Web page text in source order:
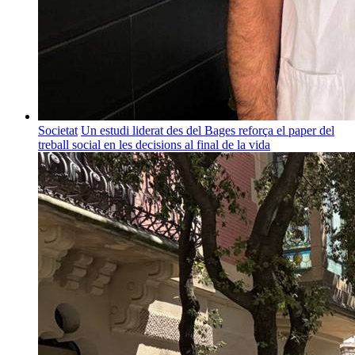
Societat Un estudi liderat des del Bages reforça el paper del
treball social en les decisions al final de la vida